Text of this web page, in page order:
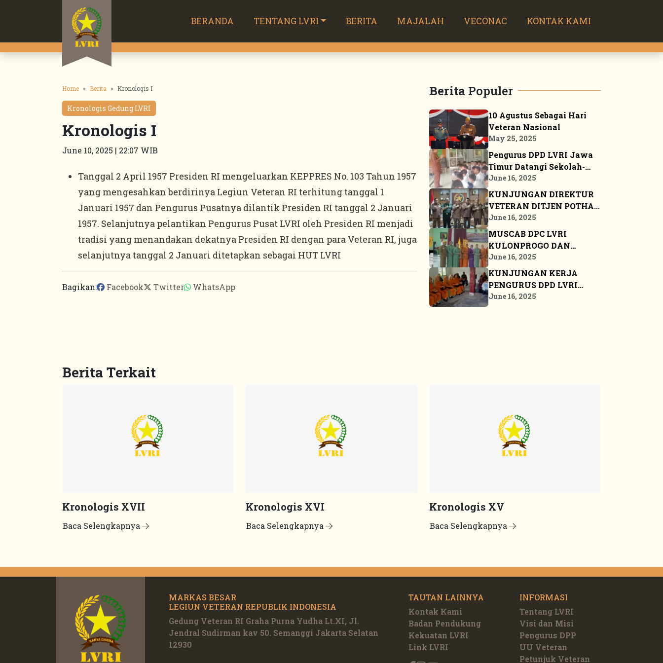
BERANDA TENTANG LVRI BERITA MAJALAH VECONAC KONTAK KAMI
Home Berita Kronologis I
Kronologis Gedung LVRI
Kronologis I
June 10, 2025 | 22:07 WIB
Tanggal 2 April 1957 Presiden RI mengeluarkan KEPPRES No. 103 Tahun 1957
yang mengesahkan berdirinya Legiun Veteran RI terhitung tanggal 1
Januari 1957 dan Pengurus Pusatnya dilantik Presiden RI tanggal 2 Januari
1957. Selanjutnya pelantikan Pengurus Pusat LVRI oleh Presiden RI menjadi
tradisi yang menandakan dekatnya Presiden RI dengan para Veteran RI, juga
selanjutnya tanggal 2 Januari ditetapkan sebagai HUT LVRI
Bagikan: Facebook Twitter WhatsApp
Berita Populer
10 Agustus Sebagai Hari
Veteran Nasional
May 25, 2025
Pengurus DPD LVRI Jawa
Timur Datangi Sekolah-
sekolah Sosialisasikan
JSN ’45
June 16, 2025
KUNJUNGAN DIREKTUR
VETERAN DITJEN POTHAN
KE MARKAS BESAR DPP
LVRI
June 16, 2025
MUSCAB DPC LVRI
KULONPROGO DAN
BANGKALAN
June 16, 2025
KUNJUNGAN KERJA
PENGURUS DPD LVRI
PROPINSI KEPULAUAN
June 16, 2025
Berita Terkait
Kronologis XVII
Baca Selengkapnya
Kronologis XVI
Baca Selengkapnya
Kronologis XV
Baca Selengkapnya
MARKAS BESAR
LEGIUN VETERAN REPUBLIK INDONESIA
Gedung Veteran RI Graha Purna Yudha Lt.XI, Jl.
Jendral Sudirman kav 50. Semanggi Jakarta Selatan
12930
TAUTAN LAINNYA
Kontak Kami
Badan Pendukung
Kekuatan LVRI
Link LVRI
INFORMASI
Tentang LVRI
Visi dan Misi
Pengurus DPP
UU Veteran
Petunjuk Veteran